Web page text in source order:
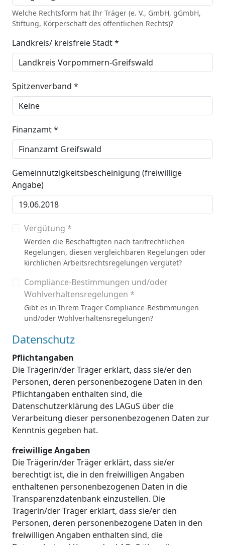
Welche Rechtsform hat Ihr Träger (e. V., GmbH, gGmbH,
Stiftung, Körperschaft des öffentlichen Rechts)?
Landkreis/ kreisfreie Stadt *
Spitzenverband *
Finanzamt *
Gemeinnützigkeitsbescheinigung (freiwillige
Angabe)
Vergütung *
Werden die Beschäftigten nach tarifrechtlichen
Regelungen, diesen vergleichbaren Regelungen oder
kirchlichen Arbeitsrechtsregelungen vergütet?
Compliance-Bestimmungen und/oder
Wohlverhaltensregelungen *
Gibt es in Ihrem Träger Compliance-Bestimmungen
und/oder Wohlverhaltensregelungen?
Datenschutz
Pflichtangaben
Die Trägerin/der Träger erklärt, dass sie/er den
Personen, deren personenbezogene Daten in den
Pflichtangaben enthalten sind, die
Datenschutzerklärung des LAGuS über die
Verarbeitung dieser personenbezogenen Daten zur
Kenntnis gegeben hat.
freiwillige Angaben
Die Trägerin/der Träger erklärt, dass sie/er
berechtigt ist, die in den freiwilligen Angaben
enthaltenen personenbezogenen Daten in die
Transparenzdatenbank einzustellen. Die
Trägerin/der Träger erklärt, dass sie/er den
Personen, deren personenbezogene Daten in den
freiwilligen Angaben enthalten sind, die